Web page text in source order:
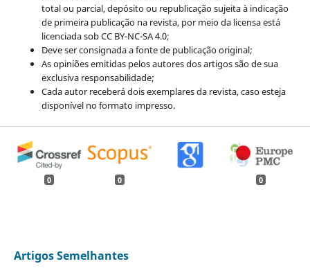
total ou parcial, depósito ou republicação sujeita à indicação
de primeira publicação na revista, por meio da licensa está
licenciada sob CC BY-NC-SA 4.0;
Deve ser consignada a fonte de publicação original;
As opiniões emitidas pelos autores dos artigos são de sua
exclusiva responsabilidade;
Cada autor receberá dois exemplares da revista, caso esteja
disponível no formato impresso.
0 0 0
Artigos Semelhantes